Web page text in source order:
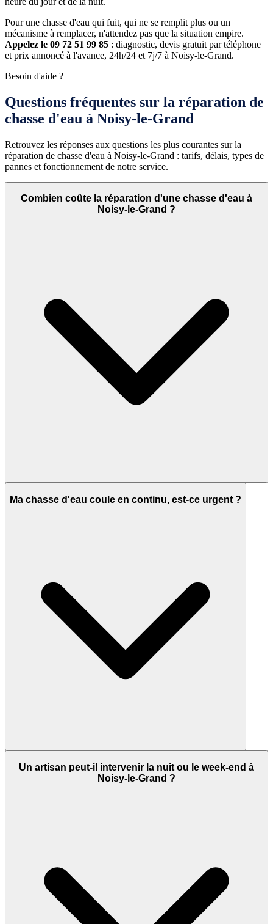
Pour une chasse d'eau qui fuit, qui ne se remplit plus ou un
mécanisme à remplacer, n'attendez pas que la situation empire.
Appelez le 09 72 51 99 85 : diagnostic, devis gratuit par téléphone
et prix annoncé à l'avance, 24h/24 et 7j/7 à Noisy-le-Grand.
Besoin d'aide ?
Questions fréquentes sur la réparation de
chasse d'eau à Noisy-le-Grand
Retrouvez les réponses aux questions les plus courantes sur la
réparation de chasse d'eau à Noisy-le-Grand : tarifs, délais, types de
pannes et fonctionnement de notre service.
Combien coûte la réparation d'une chasse d'eau à
Noisy-le-Grand ?
Ma chasse d'eau coule en continu, est-ce urgent ?
Un artisan peut-il intervenir la nuit ou le week-end à
Noisy-le-Grand ?